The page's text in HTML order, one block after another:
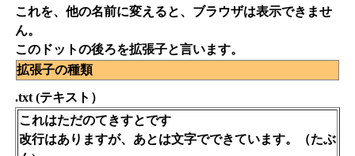
これを、他の名前に変えると、ブラウザは表示できませ
ん。
このドットの後ろを拡張子と言います。
拡張子の種類
.txt (テキスト）
これはただのてきすとです
改行はありますが、あとは文字でできています。（たぶ